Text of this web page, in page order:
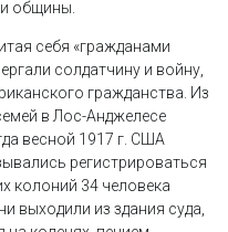
общины.
себя «гражданами
солдатчину и войну,
гражданства. Из
в Лос-Анджелесе
весной 1917 г. США
регистрироваться
колоний 34 человека
выходили из здания суда,